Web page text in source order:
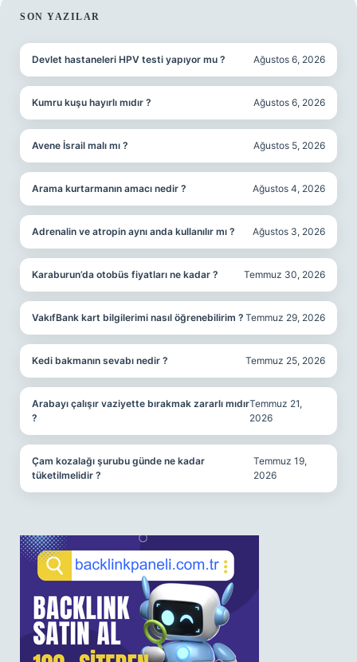
SIDEBAR
SON YAZILAR
Devlet hastaneleri HPV testi yapıyor mu ? Ağustos 6, 2026
Kumru kuşu hayırlı mıdır ? Ağustos 6, 2026
Avene İsrail malı mı ? Ağustos 5, 2026
Arama kurtarmanın amacı nedir ? Ağustos 4, 2026
Adrenalin ve atropin aynı anda kullanılır mı ? Ağustos 3, 2026
Karaburun’da otobüs fiyatları ne kadar ? Temmuz 30, 2026
VakıfBank kart bilgilerimi nasıl öğrenebilirim ? Temmuz 29, 2026
Kedi bakmanın sevabı nedir ? Temmuz 25, 2026
Arabayı çalışır vaziyette bırakmak zararlı mıdır
?
Temmuz 21,
2026
Çam kozalağı şurubu günde ne kadar
tüketilmelidir ?
Temmuz 19,
2026